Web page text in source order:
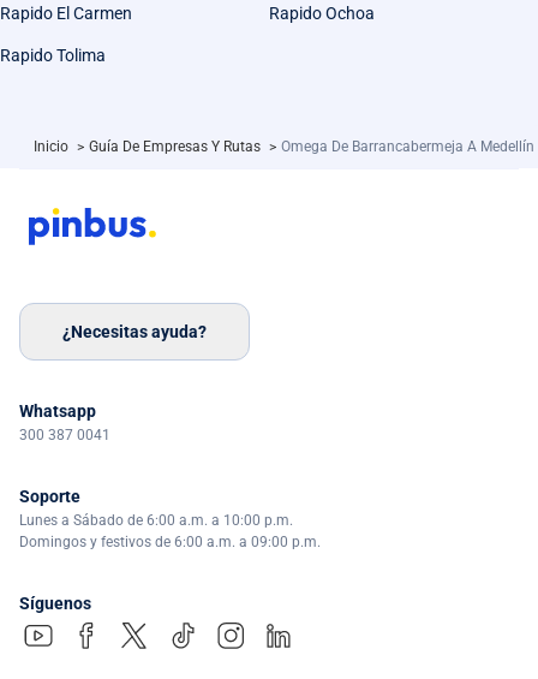
Rapido El Carmen Rapido Ochoa
Rapido Tolima
Inicio > Guía De Empresas Y Rutas > Omega De Barrancabermeja A Medellín
¿Necesitas ayuda?
Whatsapp
300 387 0041
Soporte
Lunes a Sábado de 6:00 a.m. a 10:00 p.m.
Domingos y festivos de 6:00 a.m. a 09:00 p.m.
Síguenos